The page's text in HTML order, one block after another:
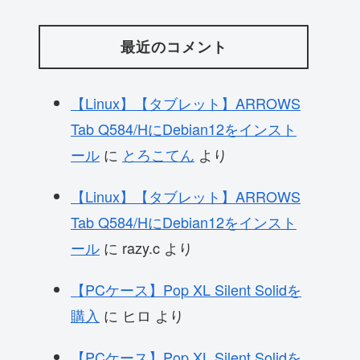
最近のコメント
【Linux】【タブレット】ARROWS
Tab Q584/HにDebian12をインスト
ール に とろこてん より
【Linux】【タブレット】ARROWS
Tab Q584/HにDebian12をインスト
ール に razy.c より
【PCケース】Pop XL Silent Solidを
購入 に ヒロ より